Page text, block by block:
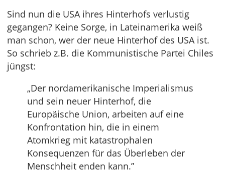
Sind nun die USA ihres Hinterhofs verlustig
gegangen? Keine Sorge, in Lateinamerika weiß
man schon, wer der neue Hinterhof des USA ist.
So schrieb z.B. die Kommunistische Partei Chiles
jüngst:
„Der nordamerikanische Imperialismus
und sein neuer Hinterhof, die
Europäische Union, arbeiten auf eine
Konfrontation hin, die in einem
Atomkrieg mit katastrophalen
Konsequenzen für das Überleben der
Menschheit enden kann.”